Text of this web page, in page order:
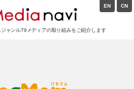
ナビ
ャンル79メディアの取り組みをご紹介します
EN CN